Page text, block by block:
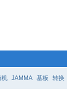
机 JAMMA 基板 转换